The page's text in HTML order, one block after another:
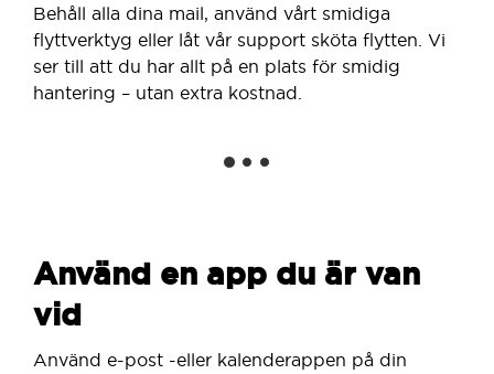
Behåll alla dina mail, använd vårt smidiga
flyttverktyg eller låt vår support sköta flytten. Vi
ser till att du har allt på en plats för smidig
hantering – utan extra kostnad.
Använd en app du är van
vid
Använd e-post -eller kalenderappen på din